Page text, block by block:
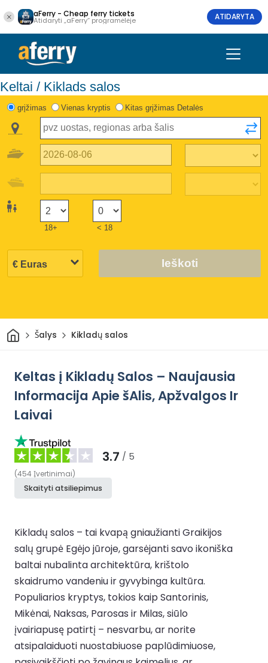
aFerry - Cheap ferry tickets
Atidaryti „aFerry“ programėlėje ATIDARYTA
Keltai / Kiklads salos
grįžimas Vienas kryptis Kitas grįžimas Detalės
18+ < 18
Ieškoti
Pradžia
Šalys Kikladų salos
Keltas į Kikladų Salos – Naujausia
Informacija Apie šAlis, Apžvalgos Ir
Laivai
3.7 / 5
(454 Įvertinimai)
Skaityti atsiliepimus
Kikladų salos – tai kvapą gniaužianti Graikijos
salų grupė Egėjo jūroje, garsėjanti savo ikoniška
baltai nubalinta architektūra, krištolo
skaidrumo vandeniu ir gyvybinga kultūra.
Populiarios kryptys, tokios kaip Santorinis,
Mikėnai, Naksas, Parosas ir Milas, siūlo
įvairiapusę patirtį – nesvarbu, ar norite
atsipalaiduoti nuostabiuose paplūdimiuose,